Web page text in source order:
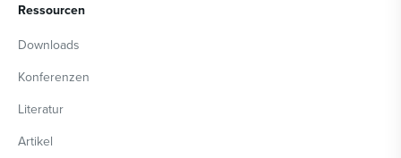
Ressourcen
Downloads
Konferenzen
Literatur
Artikel